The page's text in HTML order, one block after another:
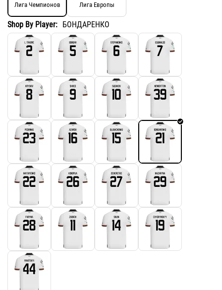
Лига Чемпионов Лига Европы
Shop By Player: БОНДАРЕНКО